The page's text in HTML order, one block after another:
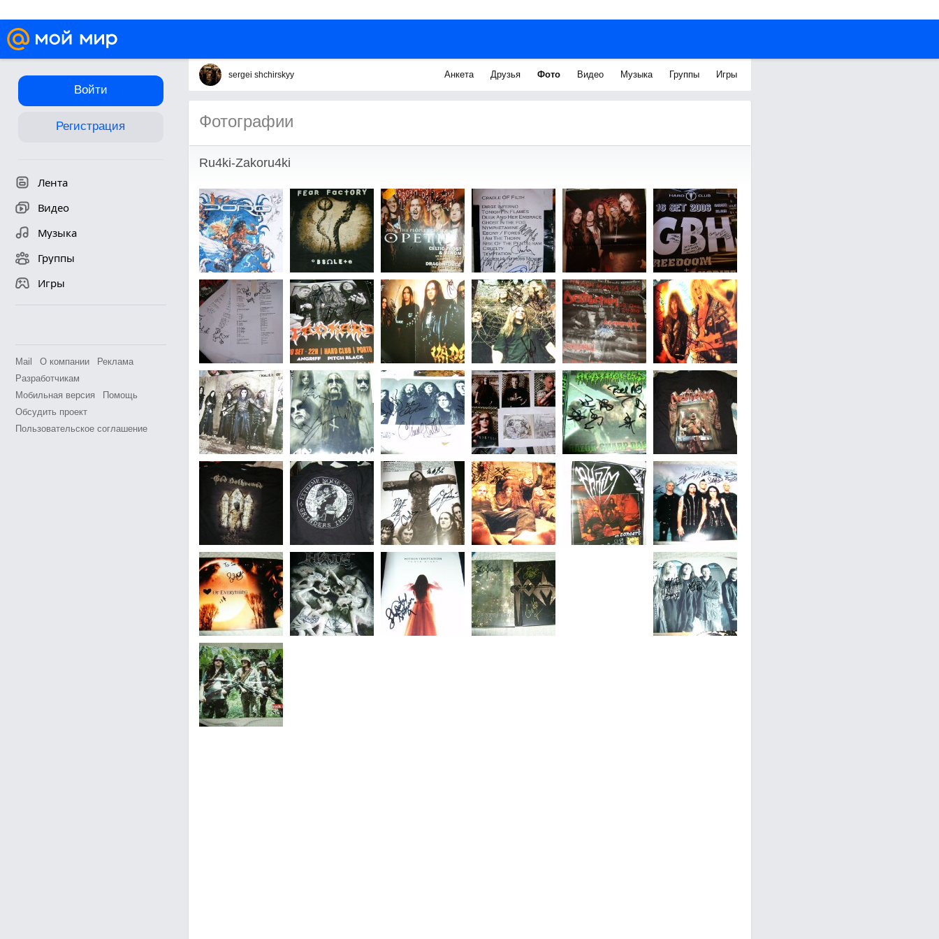
Войти
Регистрация
Лента
Видео
Музыка
Группы
Игры
Mail О компании
Реклама
Разработчикам
Мобильная версия
Помощь
Обсудить проект
Пользовательское соглашение
sergei shchirskyy Анкета Друзья Фото Видео Музыка Группы Игры
Фотографии
Ru4ki-Zakoru4ki